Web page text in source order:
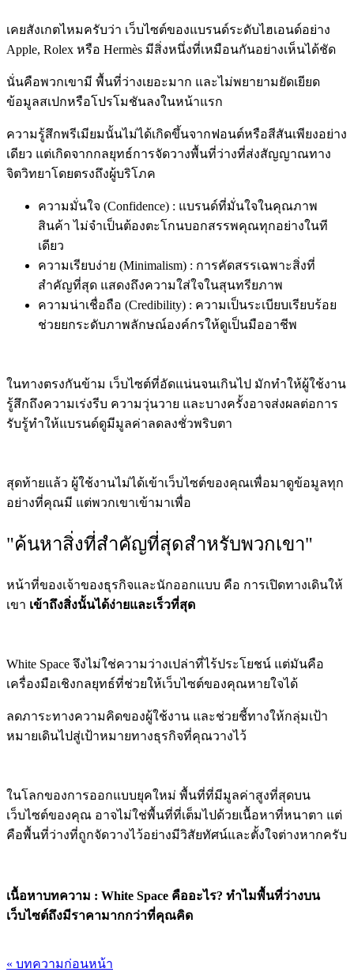
เคยสังเกตไหมครับว่า เว็บไซต์ของแบรนด์ระดับไฮเอนด์อย่าง
Apple, Rolex หรือ Hermès มีสิ่งหนึ่งที่เหมือนกันอย่างเห็นได้ชัด
นั่นคือพวกเขามี พื้นที่ว่างเยอะมาก และไม่พยายามยัดเยียด
ข้อมูลสเปกหรือโปรโมชันลงในหน้าแรก
ความรู้สึกพรีเมียมนั้นไม่ได้เกิดขึ้นจากฟอนต์หรือสีสันเพียงอย่าง
เดียว แต่เกิดจากกลยุทธ์การจัดวางพื้นที่ว่างที่ส่งสัญญาณทาง
จิตวิทยาโดยตรงถึงผู้บริโภค
ความมั่นใจ (Confidence) : แบรนด์ที่มั่นใจในคุณภาพ
สินค้า ไม่จำเป็นต้องตะโกนบอกสรรพคุณทุกอย่างในที
เดียว
ความเรียบง่าย (Minimalism) : การคัดสรรเฉพาะสิ่งที่
สำคัญที่สุด แสดงถึงความใส่ใจในสุนทรียภาพ
ความน่าเชื่อถือ (Credibility) : ความเป็นระเบียบเรียบร้อย
ช่วยยกระดับภาพลักษณ์องค์กรให้ดูเป็นมืออาชีพ
ในทางตรงกันข้าม เว็บไซต์ที่อัดแน่นจนเกินไป มักทำให้ผู้ใช้งาน
รู้สึกถึงความเร่งรีบ ความวุ่นวาย และบางครั้งอาจส่งผลต่อการ
รับรู้ทำให้แบรนด์ดูมีมูลค่าลดลงชั่วพริบตา
สุดท้ายแล้ว ผู้ใช้งานไม่ได้เข้าเว็บไซต์ของคุณเพื่อมาดูข้อมูลทุก
อย่างที่คุณมี แต่พวกเขาเข้ามาเพื่อ
"ค้นหาสิ่งที่สำคัญที่สุดสำหรับพวกเขา"
หน้าที่ของเจ้าของธุรกิจและนักออกแบบ คือ การเปิดทางเดินให้
เขา เข้าถึงสิ่งนั้นได้ง่ายและเร็วที่สุด
White Space จึงไม่ใช่ความว่างเปล่าที่ไร้ประโยชน์ แต่มันคือ
เครื่องมือเชิงกลยุทธ์ที่ช่วยให้เว็บไซต์ของคุณหายใจได้
ลดภาระทางความคิดของผู้ใช้งาน และช่วยชี้ทางให้กลุ่มเป้า
หมายเดินไปสู่เป้าหมายทางธุรกิจที่คุณวางไว้
ในโลกของการออกแบบยุคใหม่ พื้นที่ที่มีมูลค่าสูงที่สุดบน
เว็บไซต์ของคุณ อาจไม่ใช่พื้นที่ที่เต็มไปด้วยเนื้อหาที่หนาตา แต่
คือพื้นที่ว่างที่ถูกจัดวางไว้อย่างมีวิสัยทัศน์และตั้งใจต่างหากครับ
เนื้อหาบทความ : White Space คืออะไร? ทำไมพื้นที่ว่างบน
เว็บไซต์ถึงมีราคามากกว่าที่คุณคิด
« บทความก่อนหน้า